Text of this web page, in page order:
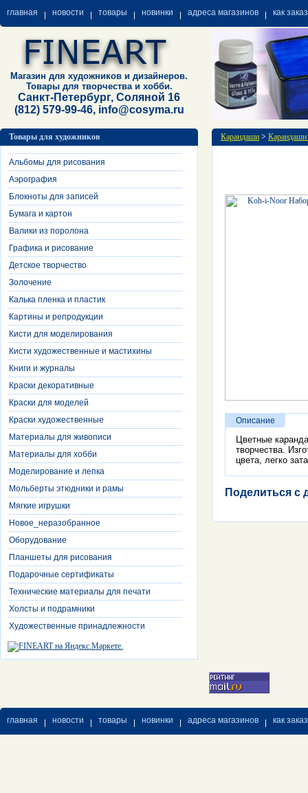
главная новости товары новинки адреса магазинов как
Магазин для художников и дизайнеров.
Товары для творчества и хобби.
Санкт-Петербург, Соляной 16
(812) 579-99-46, info@cosyma.ru
Товары для художников
Альбомы для рисования
Аэрография
Блокноты для записей
Бумага и картон
Валики из поролона
Графика и рисование
Детское творчество
Золочение
Калька пленка и пластик
Картины и репродукции
Кисти для моделирования
Кисти художественные и мастихины
Книги и журналы
Краски декоративные
Краски для моделей
Краски художественные
Материалы для живописи
Материалы для хобби
Моделирование и лепка
Мольберты этюдники и рамы
Мягкие игрушки
Новое_неразобранное
Оборудование
Планшеты для рисования
Подарочные сертификаты
Технические материалы для печати
Холсты и подрамники
Художественные принадлежности
Карандаши > Карандаши
Описание
Цветные
творчества.
цвета, легко
Поделиться с
главная новости товары новинки адреса магазинов как